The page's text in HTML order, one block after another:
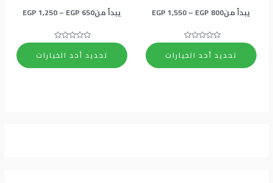
يبدأ من EGP 800
–
EGP1,550
التقييم
0
تحديد أحد الخيارات
يبدأ من EGP 650
–
EGP1,250
التقييم
0
تحديد أحد الخيارات